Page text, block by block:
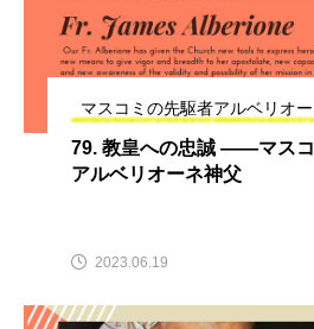
マスコミの先駆者アルベリオ
79. 教皇への忠誠 ――マス
アルベリオーネ神父
2023.06.19